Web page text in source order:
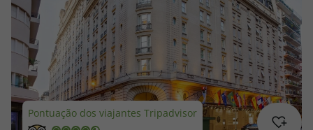
Especialistas
Cheque Viagem
Rede de Lojas
Pontuação dos viajantes Tripadvisor